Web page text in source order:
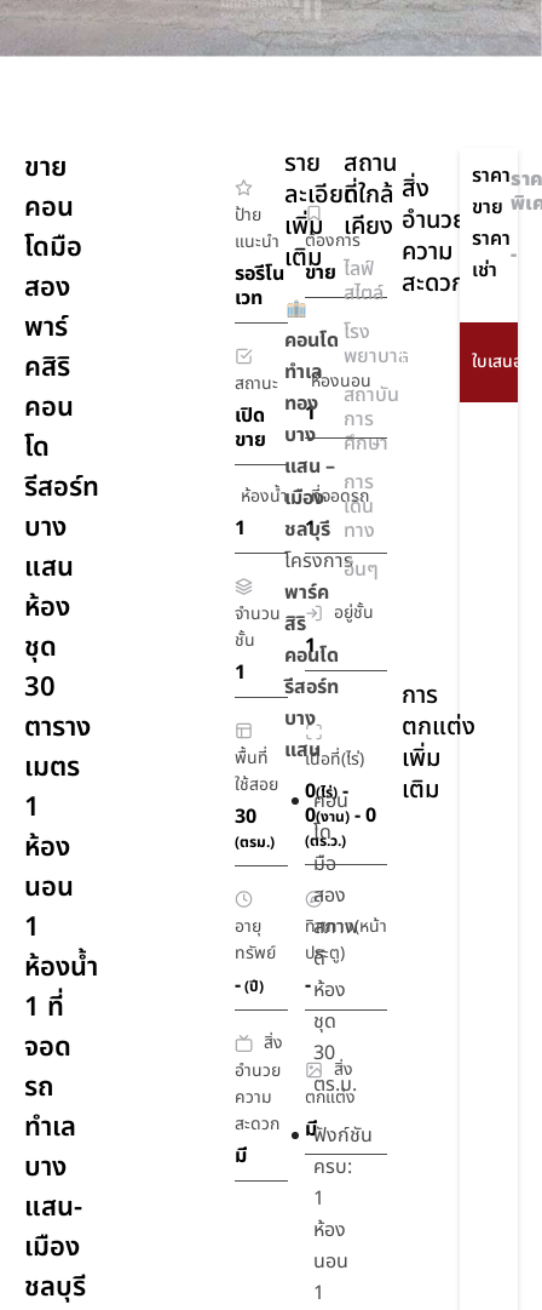
ขาย
คอน
โดมือ
สอง
พาร์
คสิริ
คอน
โด
รีสอร์ท
บาง
แสน
ห้อง
ชุด
30
ตาราง
เมตร
1
ห้อง
นอน
1
ห้องน้ำ
1 ที่
จอด
รถ
ทำเล
บาง
แสน-
เมือง
ชลบุรี
ป้าย
แนะนำ
รอรีโน
เวท
ต้องการ
ขาย
สถานะ
เปิด
ขาย
ห้องนอน
1
ห้องน้ำ
1
ที่จอดรถ
1
จำนวน
ชั้น
1
อยู่ชั้น
1
พื้นที่
ใช้สอย
30
(ตรม.)
เนื้อที่(ไร่)
0(ไร่)-
0(งาน) - 0
(ตร.ว.)
อายุ
ทรัพย์
-(ปี)
ทิศทาง(หน้า
ประตู)
-
สิ่ง
อำนวย
ความ
สะดวก
มี
สิ่ง
ตกแต่ง
มี
ราย
ละเอียด
เพิ่ม
เติม
คอนโด
ทำเล
ทอง
บาง
แสน –
เมือง
ชลบุรี
โครงการ
พาร์ค
สิริ
คอนโด
รีสอร์ท
บาง
แสน
คอน
โด
มือ
สอง
สภาพ
ดี
ห้อง
ชุด
30
ตร.ม.
ฟังก์ชัน
ครบ:
1
ห้อง
นอน
1
สถาน
ที่ใกล้
เคียง
ไลฟ์
สไตล์
โรง
พยาบาล
สถาบัน
การ
ศึกษา
การ
เดิน
ทาง
อื่นๆ
สิ่ง
อำนวย
ความ
สะดวก
สาธารณะ
การ
ตกแต่ง
เพิ่ม
เติม
ราคา
ขาย
รา
พิเ
ราคา
เช่า
-